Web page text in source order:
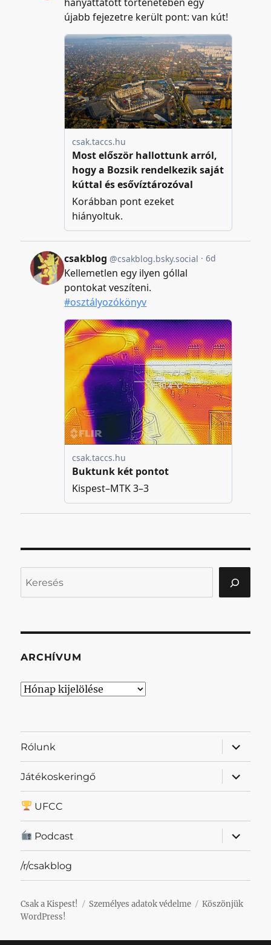
ARCHÍVUM
Archívum
Rólunk
almenü
Játékoskeringő
almenü
UFCC
Podcast
almenü
/r/csakblog
Csak a Kispest! Személyes adatok védelme
Köszönjük
WordPress!